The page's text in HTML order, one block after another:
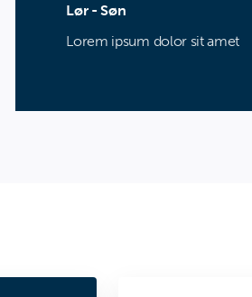
Lør - Søn
Lorem ipsum dolor sit amet